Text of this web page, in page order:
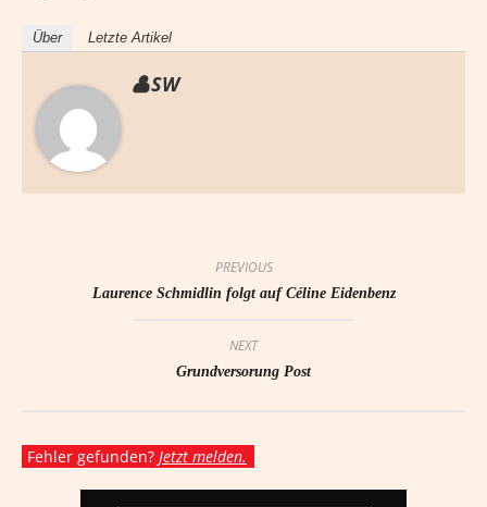
Über Letzte Artikel
SW
PREVIOUS
Laurence Schmidlin folgt auf Céline Eidenbenz
NEXT
Grundversorung Post
Fehler gefunden? Jetzt melden.